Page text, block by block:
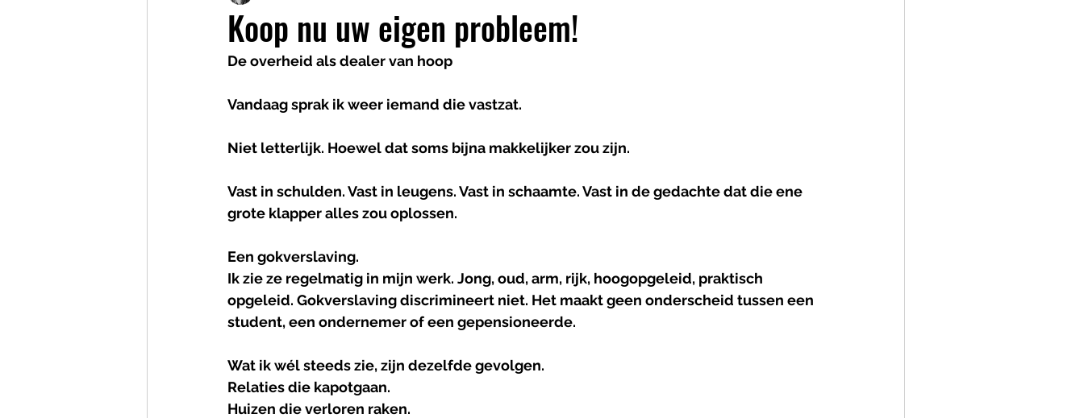
Koop nu uw eigen probleem!
De overheid als dealer van hoop
Vandaag sprak ik weer iemand die vastzat.
Niet letterlijk. Hoewel dat soms bijna makkelijker zou zijn.
Vast in schulden. Vast in leugens. Vast in schaamte. Vast in de gedachte dat die ene
grote klapper alles zou oplossen.
Een gokverslaving.
Ik zie ze regelmatig in mijn werk. Jong, oud, arm, rijk, hoogopgeleid, praktisch
opgeleid. Gokverslaving discrimineert niet. Het maakt geen onderscheid tussen een
student, een ondernemer of een gepensioneerde.
Wat ik wél steeds zie, zijn dezelfde gevolgen.
Relaties die kapotgaan.
Huizen die verloren raken.